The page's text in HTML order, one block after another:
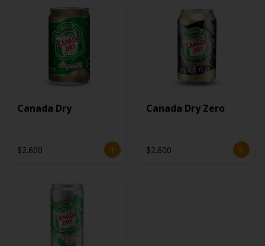
Canada Dry
$2.600
Canada Dry Zero
$2.600